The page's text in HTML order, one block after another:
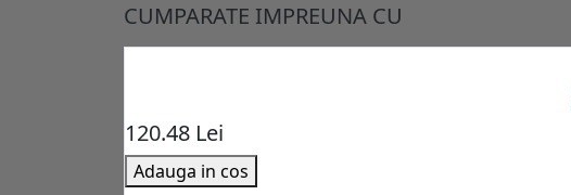
CUMPARATE IMPREUNA CU
120.48 Lei
Adauga in cos